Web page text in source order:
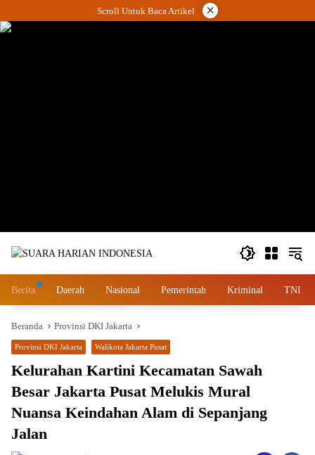
ke
Scroll Untuk Baca Artikel ×
Berita Daerah Nasional Pemerintah Kriminal TNI –
Beranda Provinsi DKI Jakarta
Provinsi DKI Jakarta Walikota Jakarta Pusat
Kelurahan Kartini Kecamatan Sawah
Besar Jakarta Pusat Melukis Mural
Nuansa Keindahan Alam di Sepanjang
Jalan